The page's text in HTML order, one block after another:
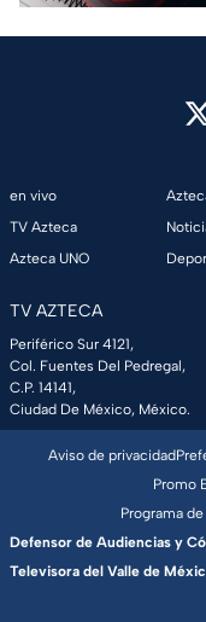
en vivo
TV Azteca
Azteca UNO
TV AZTECA
Periférico Sur 4121,
Col. Fuentes Del Pedregal,
C.P. 14141,
Ciudad De México, México.
Aviso de privacidad
Promo
Programa
Defensor de Audiencias y
Televisora del Valle de